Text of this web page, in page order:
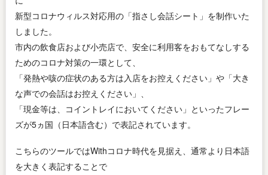
新型コロナウィルス対応用の「指さし会話シート」を制作いた
しました。
市内の飲食店および小売店で、安全に利用客をおもてなしする
ためのコロナ対策の一環として、
「発熱や咳の症状のある方は入店をお控えください」や「大き
な声での会話はお控えください」、
「現金等は、コイントレイにおいてください」といったフレー
ズが5ヵ国（日本語含む）で表記されています。
こちらのツールではWithコロナ時代を見据え、通常より日本語
を大きく表記することで